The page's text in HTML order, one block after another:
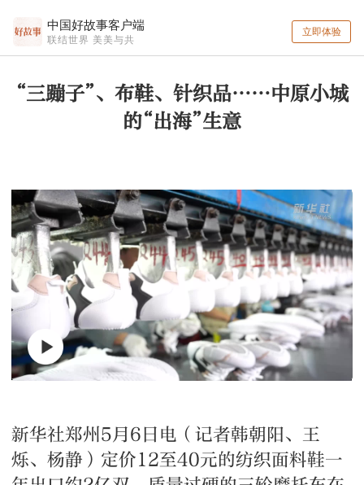
中国好故事客户端
联结世界 美美与共
立即体验
“三蹦子”、布鞋、针织品……中原小城
的“出海”生意
新华社郑州5月6日电（记者韩朝阳、王
烁、杨静）定价12至40元的纺织面料鞋一